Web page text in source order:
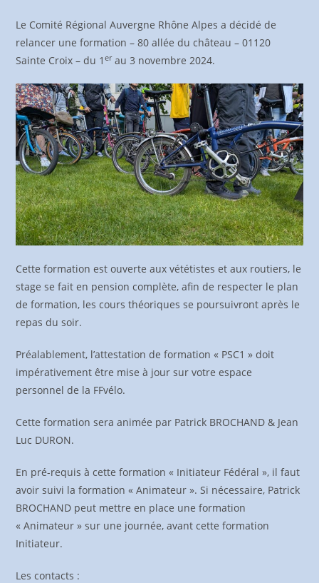
Le Comité Régional Auvergne Rhône Alpes a décidé de
relancer une formation – 80 allée du château – 01120
Sainte Croix – du 1erau 3 novembre 2024.
Cette formation est ouverte aux vététistes et aux routiers, le
stage se fait en pension complète, afin de respecter le plan
de formation, les cours théoriques se poursuivront après le
repas du soir.
Préalablement, l’attestation de formation « PSC1 » doit
impérativement être mise à jour sur votre espace
personnel de la FFvélo.
Cette formation sera animée par Patrick BROCHAND & Jean
Luc DURON.
En pré-requis à cette formation « Initiateur Fédéral », il faut
avoir suivi la formation « Animateur ». Si nécessaire, Patrick
BROCHAND peut mettre en place une formation
« Animateur » sur une journée, avant cette formation
Initiateur.
Les contacts :